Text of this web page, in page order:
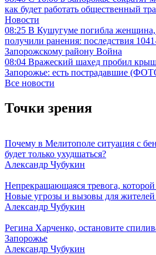
как будет работать общественный
Новости
08:25 В Кушугуме погибла женщина,
получили ранения: последствия
Запорожскому району Война
08:04 Вражеский шахед пробил
Запорожье: есть пострадавшие
Все новости
Точки зрения
Почему в Мелитополе ситуация с
будет только ухудшаться?
Александр Чубукин
Непрекращающаяся тревога,
Новые угрозы и вызовы для
Александр Чубукин
Регина Харченко, остановите
Запорожье
Александр Чубукин